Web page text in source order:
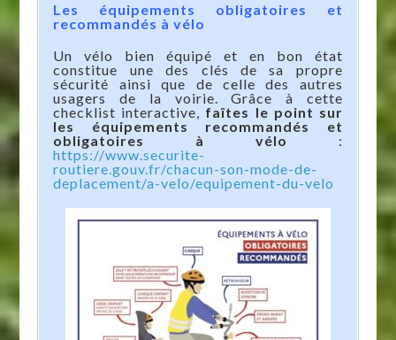
Les équipements obligatoires et
recommandés à vélo
Un vélo bien équipé et en bon état
constitue une des clés de sa propre
sécurité ainsi que de celle des autres
usagers de la voirie. Grâce à cette
checklist interactive, faîtes le point sur
les équipements recommandés et
obligatoires à vélo :
https://www.securite-
routiere.gouv.fr/chacun-son-mode-de-
deplacement/a-velo/equipement-du-velo